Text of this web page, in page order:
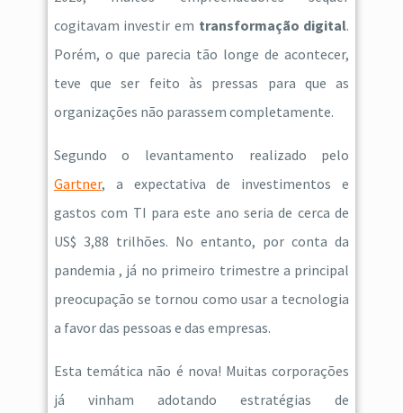
cogitavam investir em transformação digital.
Porém, o que parecia tão longe de acontecer,
teve que ser feito às pressas para que as
organizações não parassem completamente.
Segundo o levantamento realizado pelo
Gartner, a expectativa de investimentos e
gastos com TI para este ano seria de cerca de
US$ 3,88 trilhões. No entanto, por conta da
pandemia , já no primeiro trimestre a principal
preocupação se tornou como usar a tecnologia
a favor das pessoas e das empresas.
Esta temática não é nova! Muitas corporações
já vinham adotando estratégias de